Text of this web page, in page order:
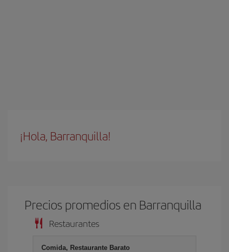
¡Hola, Barranquilla!
Precios promedios en Barranquilla
Restaurantes
Comida, Restaurante Barato